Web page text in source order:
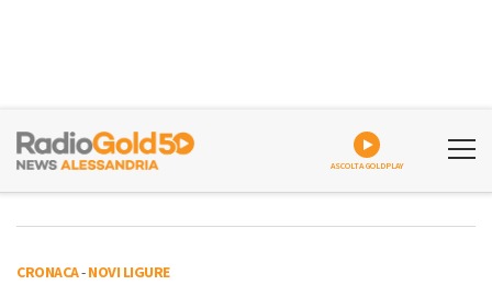
ASCOLTA GOLDPLAY
CRONACA-NOVI LIGURE